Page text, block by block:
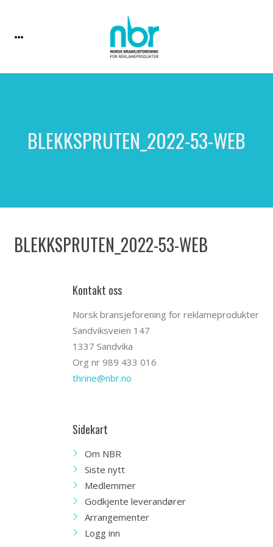
BLEKKSPRUTEN_2022-53-WEB
BLEKKSPRUTEN_2022-53-WEB
Kontakt oss
Norsk bransjeforening for reklameprodukter
Sandviksveien 147
1337 Sandvika
Org nr 989 433 016
thrine@nbr.no
Sidekart
Om NBR
Siste nytt
Medlemmer
Godkjente leverandører
Arrangementer
Logg inn